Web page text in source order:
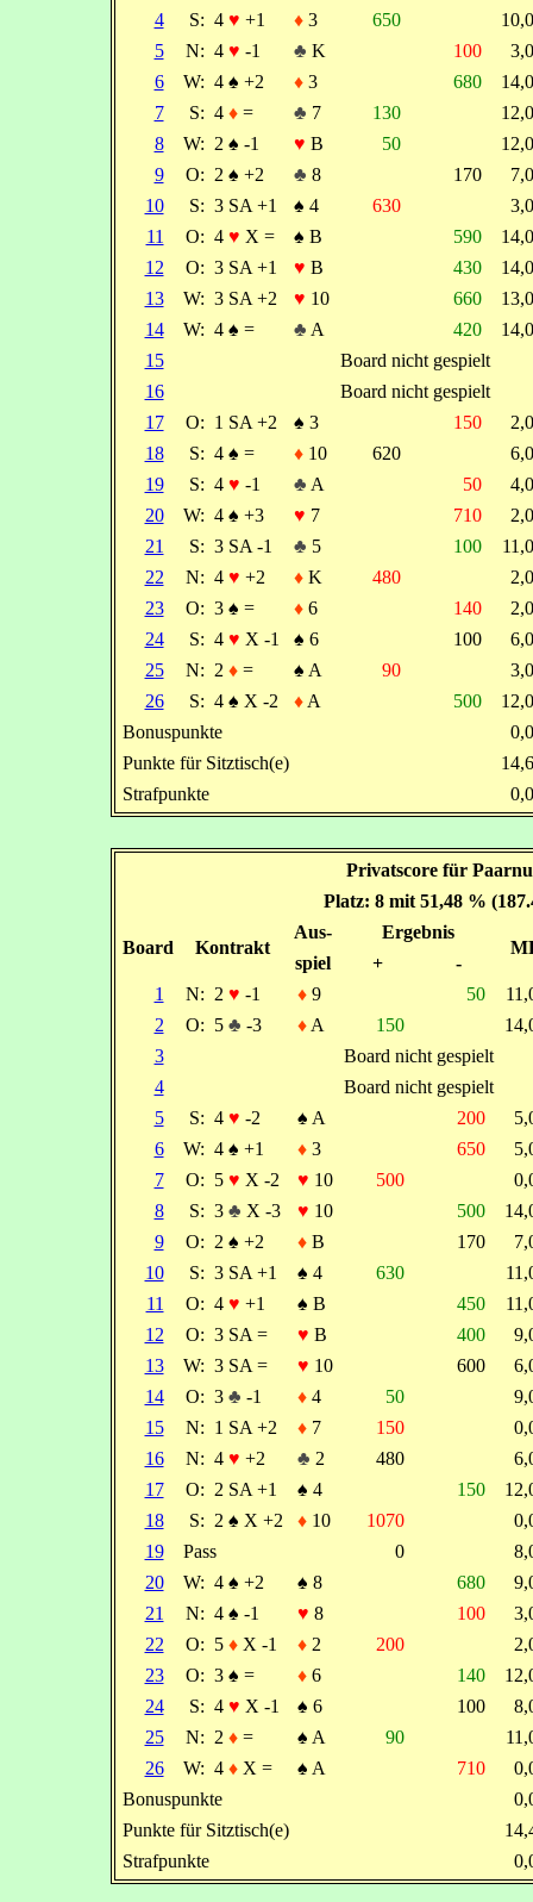
4
S: 4 ♥ +1 ♦3 650
5
N: 4 ♥ -1 ♣ K 100
6
W: 4 ♠ +2 ♦3 680
7
S: 4 ♦= ♣ 7 130
8
W: 2 ♠ -1 ♥ B 50
9
O: 2 ♠ +2 ♣ 8 170
10
S: 3 SA +1 ♠ 4 630
11
O: 4 ♥ X = ♠ B 590
12
O: 3 SA +1 ♥ B 430
13
W: 3 SA +2 ♥ 10 660
14
W: 4 ♠ = ♣ A 420
15
Board nicht gespielt
16
Board nicht gespielt
17
O: 1 SA +2 ♠ 3 150
18
S: 4 ♠ = ♦10 620
19
S: 4 ♥ -1 ♣ A 50
20
W: 4 ♠ +3 ♥ 7 710
21
S: 3 SA -1 ♣ 5 100
22
N: 4 ♥ +2 ♦K 480
23
O: 3 ♠ = ♦6 140
24
S: 4 ♥ X -1 ♠ 6 100
25
N: 2 ♦= ♠ A 90
26
S: 4 ♠ X -2 ♦A 500
Bonuspunkte
Punkte für Sitztisch(e)
Strafpunkte
Privatscore für
Platz: 8 mit 51,48 %
Board Kontrakt
Aus- Ergebnis
spiel +
-
1
N: 2 ♥ -1 ♦9 50
2
O: 5 ♣ -3 ♦A 150
3
Board nicht gespielt
4
Board nicht gespielt
5
S: 4 ♥ -2 ♠ A 200
6
W: 4 ♠ +1 ♦3 650
7
O: 5 ♥ X -2 ♥ 10 500
8
S: 3 ♣ X -3 ♥ 10 500
9
O: 2 ♠ +2 ♦B 170
10
S: 3 SA +1 ♠ 4 630
11
O: 4 ♥ +1 ♠ B 450
12
O: 3 SA = ♥ B 400
13
W: 3 SA = ♥ 10 600
14
O: 3 ♣ -1 ♦4 50
15
N: 1 SA +2 ♦7 150
16
N: 4 ♥ +2 ♣ 2 480
17
O: 2 SA +1 ♠ 4 150
18
S: 2 ♠ X +2 ♦10 1070
19
Pass 0
20
W: 4 ♠ +2 ♠ 8 680
21
N: 4 ♠ -1 ♥ 8 100
22
O: 5 ♦X -1 ♦2 200
23
O: 3 ♠ = ♦6 140
24
S: 4 ♥ X -1 ♠ 6 100
25
N: 2 ♦= ♠ A 90
26
W: 4 ♦X = ♠ A 710
Bonuspunkte
Punkte für Sitztisch(e)
Strafpunkte